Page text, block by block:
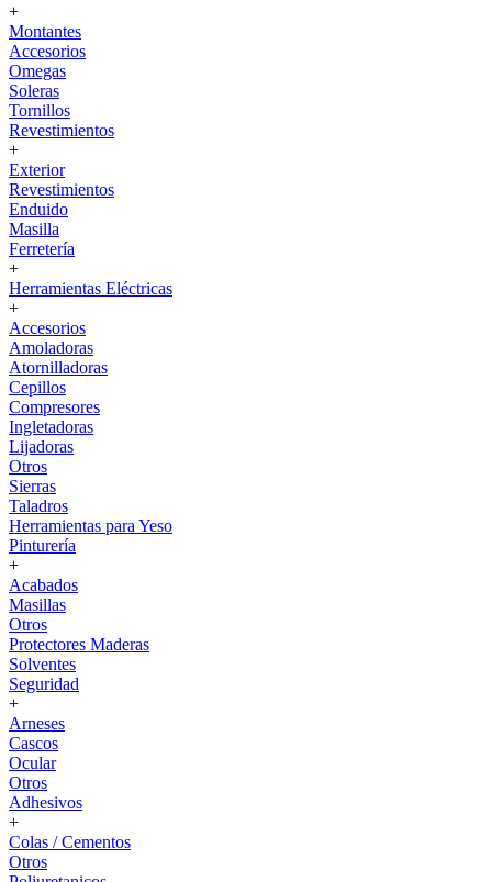
+
Montantes
Accesorios
Omegas
Soleras
Tornillos
Revestimientos
+
Exterior
Revestimientos
Enduido
Masilla
Ferretería
+
Herramientas Eléctricas
+
Accesorios
Amoladoras
Atornilladoras
Cepillos
Compresores
Ingletadoras
Lijadoras
Otros
Sierras
Taladros
Herramientas para Yeso
Pinturería
+
Acabados
Masillas
Otros
Protectores Maderas
Solventes
Seguridad
+
Arneses
Cascos
Ocular
Otros
Adhesivos
+
Colas / Cementos
Otros